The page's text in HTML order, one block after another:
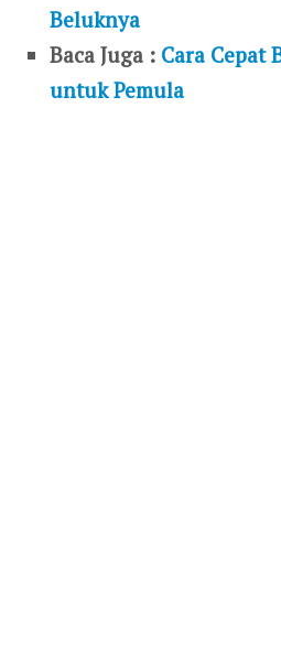
Beluknya
Baca Juga : Cara Cepat
untuk Pemula